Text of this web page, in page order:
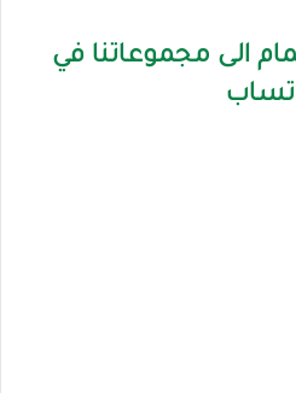
الى مجموعاتنا في